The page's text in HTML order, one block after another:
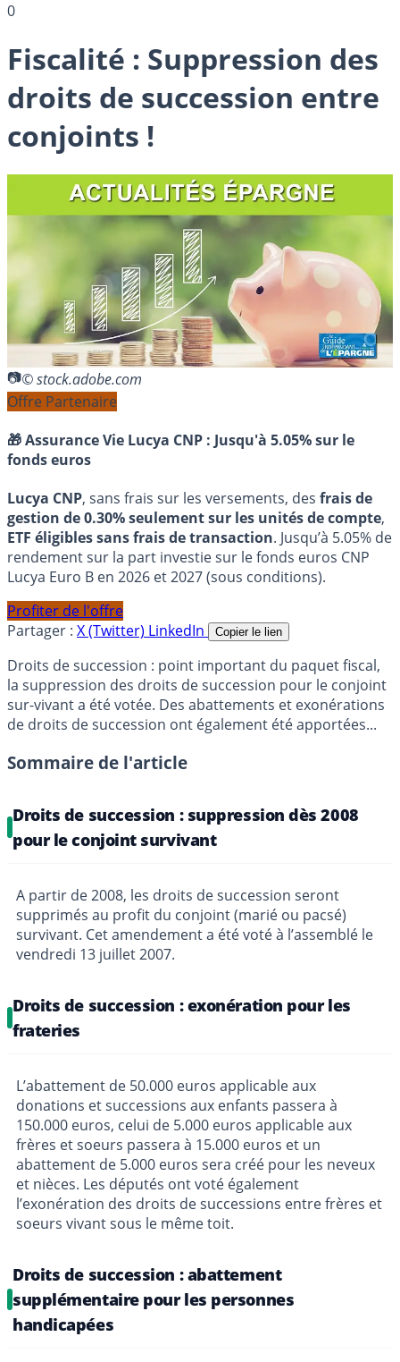
0
Fiscalité : Suppression des
droits de succession entre
conjoints !
© stock.adobe.com
Offre Partenaire
🎁 Assurance Vie Lucya CNP : Jusqu'à 5.05% sur le
fonds euros
Lucya CNP, sans frais sur les versements, des frais de
gestion de 0.30% seulement sur les unités de compte,
ETF éligibles sans frais de transaction. Jusqu’à 5.05% de
rendement sur la part investie sur le fonds euros CNP
Lucya Euro B en 2026 et 2027 (sous conditions).
Profiter de l'offre
Partager : X (Twitter) LinkedIn Copier le lien
Droits de succession : point important du paquet fiscal,
la suppression des droits de succession pour le conjoint
sur-vivant a été votée. Des abattements et exonérations
de droits de succession ont également été apportées...
Sommaire de l'article
Droits de succession : suppression dès 2008
pour le conjoint survivant
A partir de 2008, les droits de succession seront
supprimés au profit du conjoint (marié ou pacsé)
survivant. Cet amendement a été voté à l’assemblé le
vendredi 13 juillet 2007.
Droits de succession : exonération pour les
frateries
L’abattement de 50.000 euros applicable aux
donations et successions aux enfants passera à
150.000 euros, celui de 5.000 euros applicable aux
frères et soeurs passera à 15.000 euros et un
abattement de 5.000 euros sera créé pour les neveux
et nièces. Les députés ont voté également
l’exonération des droits de successions entre frères et
soeurs vivant sous le même toit.
Droits de succession : abattement
supplémentaire pour les personnes
handicapées